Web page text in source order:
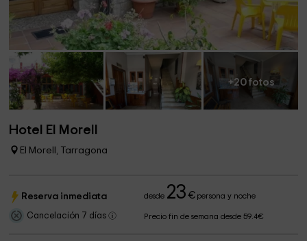
+20 fotos
Hotel El Morell
El Morell, Tarragona
Reserva inmediata desde 23 €persona y noche
Cancelación 7 días Precio fin de semana desde 59.4€